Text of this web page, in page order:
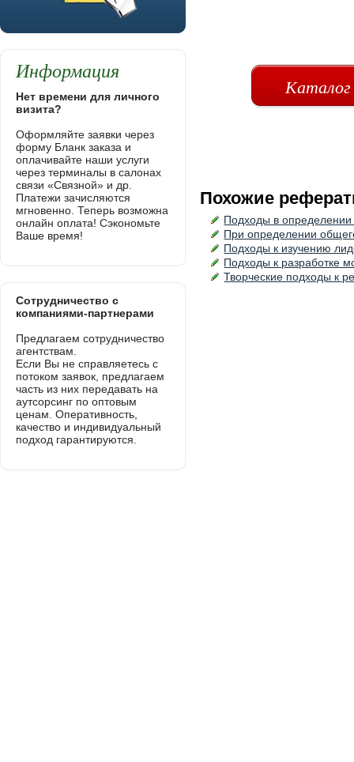
Похожие
Подходы в
При определении
Подходы к изучению
Подходы к разработке
Творческие подходы к
Информация
Нет времени для личного
визита?
Оформляйте заявки через
форму Бланк заказа и
оплачивайте наши услуги
через терминалы в салонах
связи «Связной» и др.
Платежи зачисляются
мгновенно. Теперь возможна
онлайн оплата! Сэкономьте
Ваше время!
Сотрудничество с
компаниями-партнерами
Предлагаем сотрудничество
агентствам.
Если Вы не справляетесь с
потоком заявок, предлагаем
часть из них передавать на
аутсорсинг по оптовым
ценам. Оперативность,
качество и индивидуальный
подход гарантируются.